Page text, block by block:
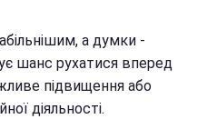
а думки -
шанс рухатися вперед
підвищення або
діяльності.